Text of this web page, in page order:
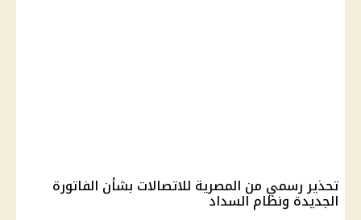
تحذير رسمي من المصرية للاتصالات بشأن الفاتورة
الجديدة ونظام السداد